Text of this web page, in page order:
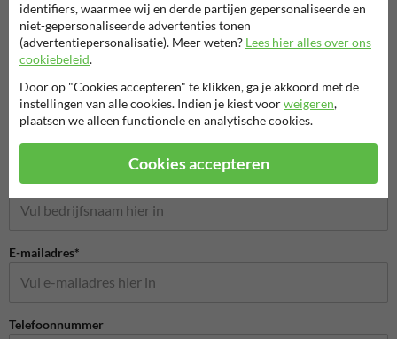
Stel je vraag aan BuurtPreventiebord.nl
Naam*
Bedrijfsnaam
E-mailadres*
Telefoonnummer
identifiers, waarmee wij en derde partijen gepersonaliseerde en
niet-gepersonaliseerde advertenties tonen
(advertentiepersonalisatie). Meer weten? Lees hier alles over ons
cookiebeleid.
Door op "Cookies accepteren" te klikken, ga je akkoord met de
instellingen van alle cookies. Indien je kiest voorweigeren,
plaatsen we alleen functionele en analytische cookies.
Cookies accepteren